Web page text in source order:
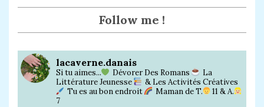
m
Follow me !
lacaverne.danais
Si tu aimes... Dévorer Des Romans
La
Littérature Jeunesse
& Les Activités Créatives
Tu es au bon endroit
Maman de T.
11 & A.
7